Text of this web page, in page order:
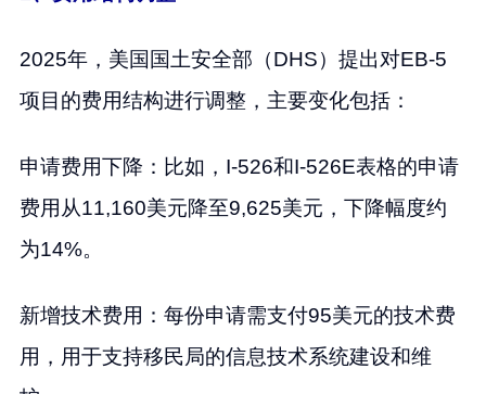
2025年，美国国土安全部（DHS）提出对EB-5
项目的费用结构进行调整，主要变化包括：
申请费用下降：比如，I-526和I-526E表格的申请
费用从11,160美元降至9,625美元，下降幅度约
为14%。
新增技术费用：每份申请需支付95美元的技术费
用，用于支持移民局的信息技术系统建设和维